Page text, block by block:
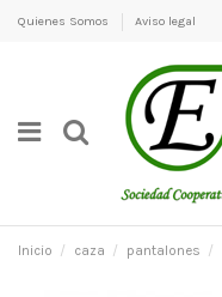
Quienes Somos Aviso legal
Inicio caza pantalones